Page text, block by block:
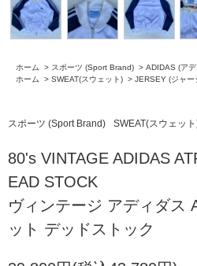
ホーム > スポーツ (Sport Brand) > ADIDAS (ア
ホーム
> SWEAT(スウェット) > JERSEY (ジャー
スポーツ (Sport Brand) SWEAT(スウェッ
80's VINTAGE ADIDAS
EAD STOCK
ヴィンテージ アディダス
ット デッドストック